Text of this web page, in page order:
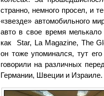
странно, немного просел, и
«звезде» автомобильного
авто в свое время мелькало
как
Star, La Magazine, The
он тоже упоминался, тут
говорили на различных
Германии, Швеции и Израиле.